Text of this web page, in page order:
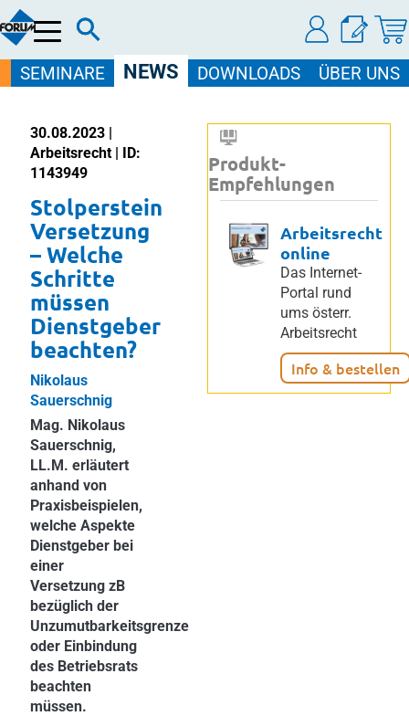
Menü
SEMINARE NEWS DOWNLOADS ÜBER UNS
30.08.2023 |
Arbeitsrecht | ID:
1143949
Stolperstein
Versetzung
– Welche
Schritte
müssen
Dienstgeber
beachten?
Nikolaus
Sauerschnig
Mag. Nikolaus
Sauerschnig,
LL.M. erläutert
anhand von
Praxisbeispielen,
welche Aspekte
Dienstgeber bei
einer
Versetzung zB
bezüglich der
Unzumutbarkeitsgrenze
oder Einbindung
des Betriebsrats
beachten
müssen.
Produkt-
Empfehlungen
Arbeitsrecht
online
Das Internet-
Portal rund
ums österr.
Arbeitsrecht
Info & bestellen